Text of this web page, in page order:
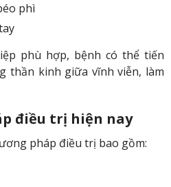
phì
phù hợp, bệnh có thể tiến
thần kinh giữa vĩnh viễn, làm
điều trị hiện nay
pháp điều trị bao gồm: